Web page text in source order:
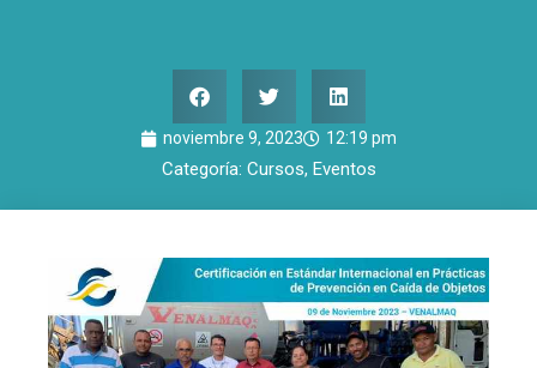
noviembre 9, 2023 12:19 pm
Categoría: Cursos, Eventos